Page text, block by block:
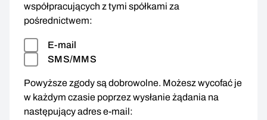
współpracujących z tymi spółkami za
pośrednictwem:
E-mail
SMS/MMS
Powyższe zgody są dobrowolne. Możesz wycofać je
w każdym czasie poprzez wysłanie żądania na
następujący adres e-mail: